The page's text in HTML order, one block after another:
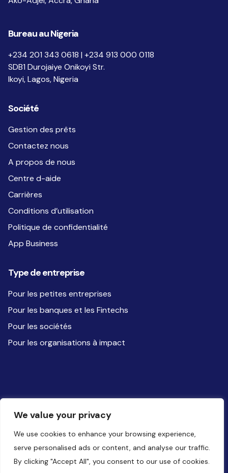
We value your privacy
We use cookies to enhance your browsing experience,
serve personalised ads or content, and analyse our traffic.
By clicking "Accept All", you consent to our use of cookies.
Bureau au Nigeria
+234 201 343 0618 | +234 913 000 0118
SDB1 Durojaiye Onikoyi Str.
Ikoyi, Lagos, Nigeria
Société
Gestion des prêts
Contactez nous
A propos de nous
Centre d-aide
Carrières
Conditions d’utilisation
Politique de confidentialité
App Business
Type de entreprise
Pour les petites entreprises
Pour les banques et les Fintechs
Pour les sociétés
Pour les organisations à impact